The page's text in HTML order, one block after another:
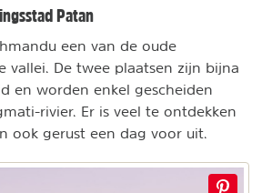
Patan
een van de oude
vallei. De twee plaatsen zijn bijna
en worden enkel gescheiden
rivier. Er is veel te ontdekken
ook gerust een dag voor uit.